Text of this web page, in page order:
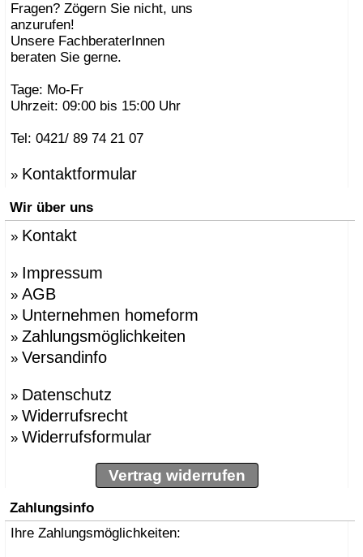
Fragen? Zögern Sie nicht, uns
anzurufen!
Unsere FachberaterInnen
beraten Sie gerne.
Tage: Mo-Fr
Uhrzeit: 09:00 bis 15:00 Uhr
Tel: 0421/ 89 74 21 07
» Kontaktformular
Wir über uns
» Kontakt
» Impressum
» AGB
» Unternehmen homeform
» Zahlungsmöglichkeiten
» Versandinfo
» Datenschutz
» Widerrufsrecht
» Widerrufsformular
Vertrag widerrufen
Zahlungsinfo
Ihre Zahlungsmöglichkeiten: